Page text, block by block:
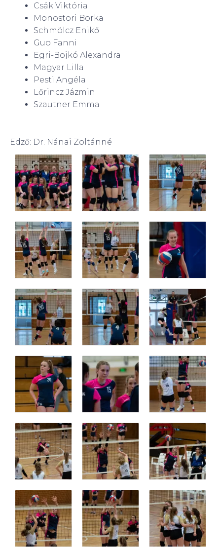
Csák Viktória
Monostori Borka
Schmölcz Enikő
Guo Fanni
Egri-Bojkó Alexandra
Magyar Lilla
Pesti Angéla
Lőrincz Jázmin
Szautner Emma
Edző: Dr. Nánai Zoltánné